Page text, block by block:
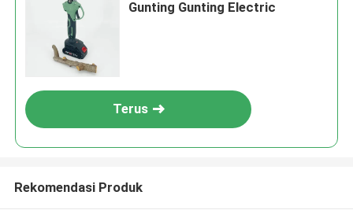
Kirimkan
Gunting Gunting Electric
Terus
Rekomendasi Produk